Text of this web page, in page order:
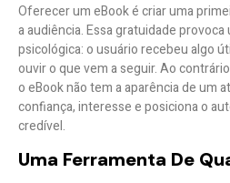
Oferecer um eBook é criar uma
a audiência. Essa gratuidade provoca
psicológica: o usuário recebeu algo
ouvir o que vem a seguir. Ao
o eBook não tem a aparência de um
confiança, interesse e posiciona o
credível.
Uma Ferramenta De